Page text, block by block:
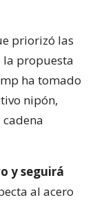
priorizó las
la propuesta
ha tomado
nipón,
y seguirá
al acero